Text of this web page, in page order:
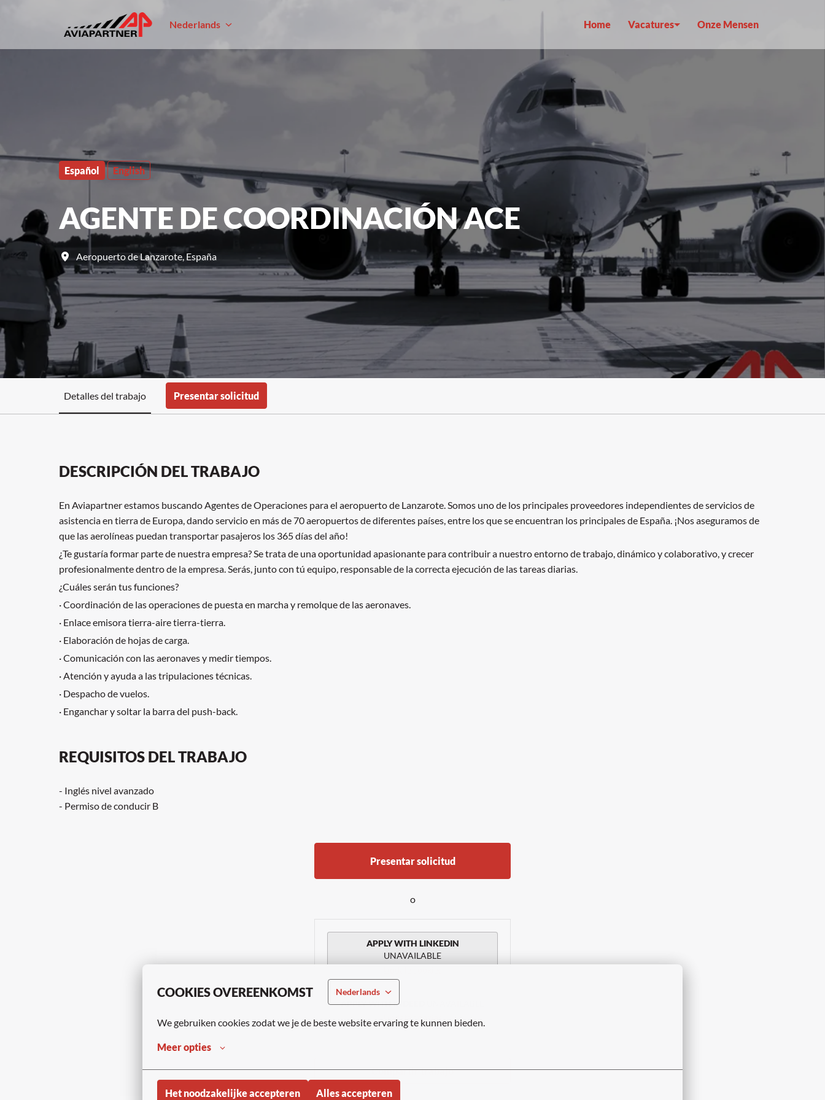
COOKIES OVEREENKOMST Nederlands
We gebruiken cookies zodat we je de beste website ervaring te kunnen bieden.
Meer opties
Het noodzakelijke accepteren Alles accepteren
Homepagina
Nederlands Home Vacatures Onze Mensen
Español English
AGENTE DE COORDINACIÓN ACE
Aeropuerto de Lanzarote, España
Detalles del trabajo Presentar solicitud
DESCRIPCIÓN DEL TRABAJO
En Aviapartner estamos buscando Agentes de Operaciones para el aeropuerto de Lanzarote. Somos uno de los principales proveedores independientes de servicios de
asistencia en tierra de Europa, dando servicio en más de 70 aeropuertos de diferentes países, entre los que se encuentran los principales de España. ¡Nos aseguramos de
que las aerolíneas puedan transportar pasajeros los 365 días del año!
¿Te gustaría formar parte de nuestra empresa? Se trata de una oportunidad apasionante para contribuir a nuestro entorno de trabajo, dinámico y colaborativo, y crecer
profesionalmente dentro de la empresa. Serás, junto con tú equipo, responsable de la correcta ejecución de las tareas diarias.
¿Cuáles serán tus funciones?
· Coordinación de las operaciones de puesta en marcha y remolque de las aeronaves.
· Enlace emisora tierra-aire tierra-tierra.
· Elaboración de hojas de carga.
· Comunicación con las aeronaves y medir tiempos.
· Atención y ayuda a las tripulaciones técnicas.
· Despacho de vuelos.
· Enganchar y soltar la barra del push-back.
REQUISITOS DEL TRABAJO
- Inglés nivel avanzado
- Permiso de conducir B
Presentar solicitud
o
APPLY WITH LINKEDIN
UNAVAILABLE
APPLY WITH INDEED
Update cookies
Compartir trabajo